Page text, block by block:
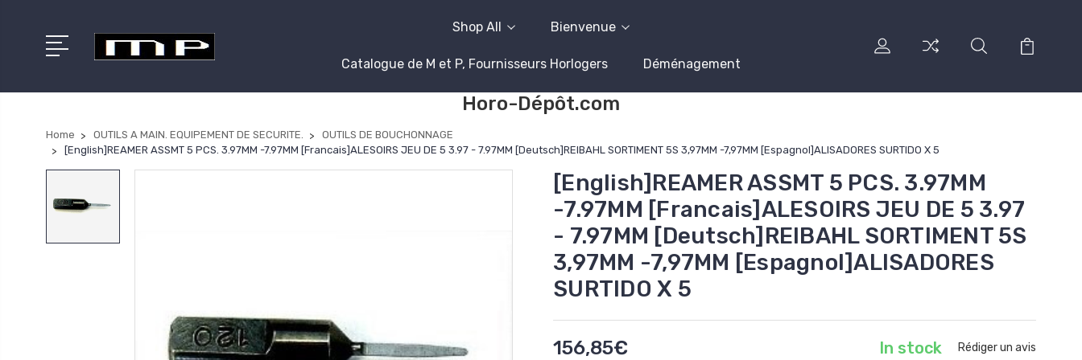
Shop All Bienvenue
Catalogue de M et P, Fournisseurs Horlogers Déménagement
Horo-Dépôt.com
Home OUTILS A MAIN. EQUIPEMENT DE SECURITE.
OUTILS DE BOUCHONNAGE
[English]REAMER ASSMT 5 PCS. 3.97MM -7.97MM [Francais]ALESOIRS JEU DE 5 3.97 - 7.97MM [Deutsch]REIBAHL SORTIMENT 5S 3,97MM -7,97MM [Espagnol]ALISADORES SURTIDO X 5
[English]REAMER ASSMT 5 PCS. 3.97MM
-7.97MM [Francais]ALESOIRS JEU DE 5 3.97
- 7.97MM [Deutsch]REIBAHL SORTIMENT 5S
3,97MM -7,97MM [Espagnol]ALISADORES
SURTIDO X 5
156,85€ In stock Rédiger un avis